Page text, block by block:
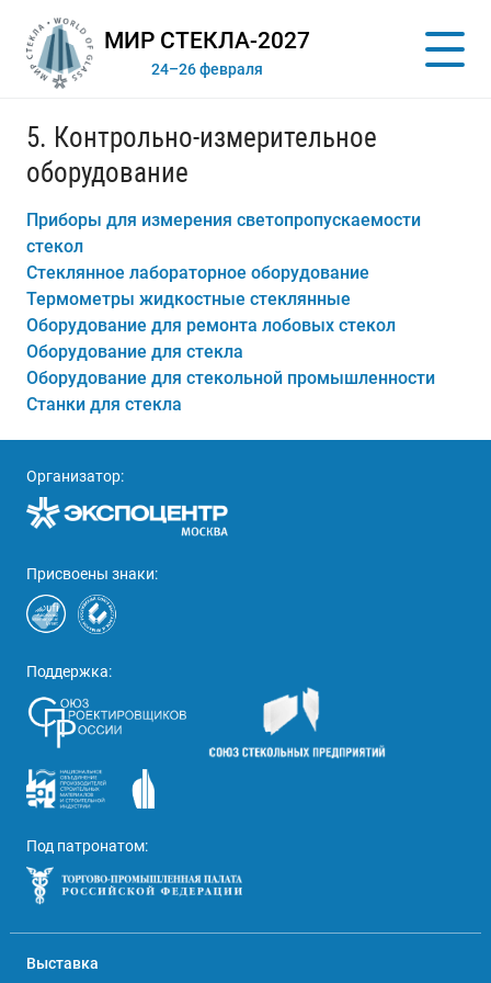
МИР СТЕКЛА-2027
24–26 февраля
5. Контрольно-измерительное
оборудование
Приборы для измерения светопропускаемости
стекол
Стеклянное лабораторное оборудование
Термометры жидкостные стеклянные
Оборудование для ремонта лобовых стекол
Оборудование для стекла
Оборудование для стекольной промышленности
Станки для стекла
Организатор:
Присвоены знаки:
Поддержка:
Под патронатом:
Выставка